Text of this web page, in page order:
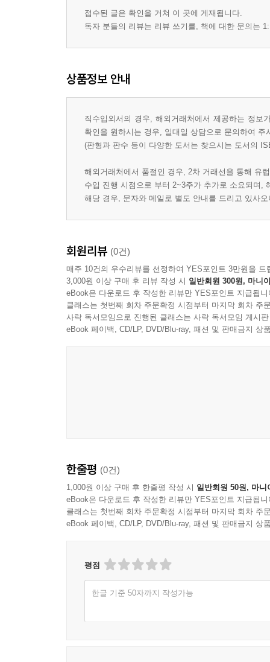
접수된 글은 확인을 거쳐 이 곳에 게재됩니다.
독자 분들의 리뷰는 리뷰 쓰기를, 책에 대한 문의는
상품정보 안내
직수입외서의 경우, 해외거래처에서 제공하는 정
확인을 원하시는 경우, 일대일 상담으로 문의하여 주
(판형과 판수 등이 다양한 도서는 찾으시는 도서의
해외거래처에서 품절인 경우, 2차 거래선을 통해 유
수입 진행 시점으로 부터 2~3주가 추가로 소요되며,
해당 경우, 문자와 메일로 별도 안내를 드리고 있사
회원리뷰 (0건)
매주 10건의 우수리뷰를 선정하여 YES포인트 3만원을 드
3,000원 이상 구매 후 리뷰 작성 시 일반회원 300원, 마니
eBook은 다운로드 후 작성한 리뷰만 YES포인트 지급됩니
클래스는 첫번째 회차 주문확정 시점부터 마지막 회차 주
사락 독서모임으로 진행된 클래스는 사락 독서모임 게시
eBook 페이백, CD/LP, DVD/Blu-ray, 패션 및 판매금지 상
한줄평 (0건)
1,000원 이상 구매 후 한줄평 작성 시 일반회원 50원, 마니
eBook은 다운로드 후 작성한 리뷰만 YES포인트 지급됩니
클래스는 첫번째 회차 주문확정 시점부터 마지막 회차 주
eBook 페이백, CD/LP, DVD/Blu-ray, 패션 및 판매금지 상
평점
한글 기준 50자까지 작성가능